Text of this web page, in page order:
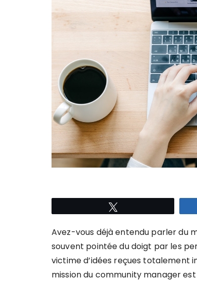
Avez-vous déjà entendu parler du
souvent pointée du doigt par les
victime d’idées reçues totalement
mission du community manager est